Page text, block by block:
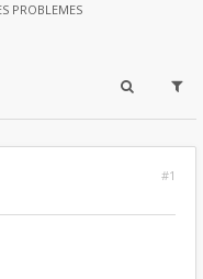
PROBLEMES
#1